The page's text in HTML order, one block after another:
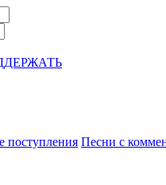
поступления Песни с